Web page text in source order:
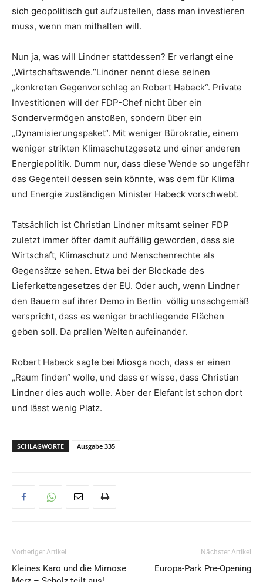
sich geopolitisch gut aufzustellen, dass man investieren
muss, wenn man mithalten will.
Nun ja, was will Lindner stattdessen? Er verlangt eine
„Wirtschaftswende.“Lindner nennt diese seinen
„konkreten Gegenvorschlag an Robert Habeck“. Private
Investitionen will der FDP-Chef nicht über ein
Sondervermögen anstoßen, sondern über ein
„Dynamisierungspaket“. Mit weniger Bürokratie, einem
weniger strikten Klimaschutzgesetz und einer anderen
Energiepolitik. Dumm nur, dass diese Wende so ungefähr
das Gegenteil dessen sein könnte, was dem für Klima
und Energie zuständigen Minister Habeck vorschwebt.
Tatsächlich ist Christian Lindner mitsamt seiner FDP
zuletzt immer öfter damit auffällig geworden, dass sie
Wirtschaft, Klimaschutz und Menschenrechte als
Gegensätze sehen. Etwa bei der Blockade des
Lieferkettengesetzes der EU. Oder auch, wenn Lindner
den Bauern auf ihrer Demo in Berlin völlig unsachgemäß
verspricht, dass es weniger brachliegende Flächen
geben soll. Da prallen Welten aufeinander.
Robert Habeck sagte bei Miosga noch, dass er einen
„Raum finden“ wolle, und dass er wisse, dass Christian
Lindner dies auch wolle. Aber der Elefant ist schon dort
und lässt wenig Platz.
SCHLAGWORTE Ausgabe 335
Vorheriger Artikel
Kleines Karo und die Mimose
Nächster Artikel
Europa-Park Pre-Opening